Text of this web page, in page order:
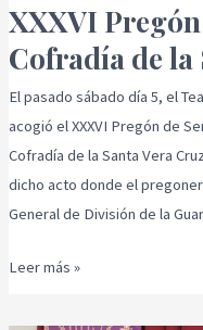
XXXVI
Cofradía de la
El pasado sábado día 5, el
acogió el XXXVI Pregón de
Cofradía de la Santa Vera
dicho acto donde el
General de División de la
Leer más »